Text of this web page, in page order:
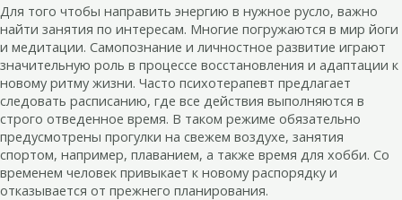
Для того чтобы направить энергию в нужное русло, важно
найти занятия по интересам. Многие погружаются в мир йоги
и медитации. Самопознание и личностное развитие играют
значительную роль в процессе восстановления и адаптации к
новому ритму жизни. Часто психотерапевт предлагает
следовать расписанию, где все действия выполняются в
строго отведенное время. В таком режиме обязательно
предусмотрены прогулки на свежем воздухе, занятия
спортом, например, плаванием, а также время для хобби. Со
временем человек привыкает к новому распорядку и
отказывается от прежнего планирования.